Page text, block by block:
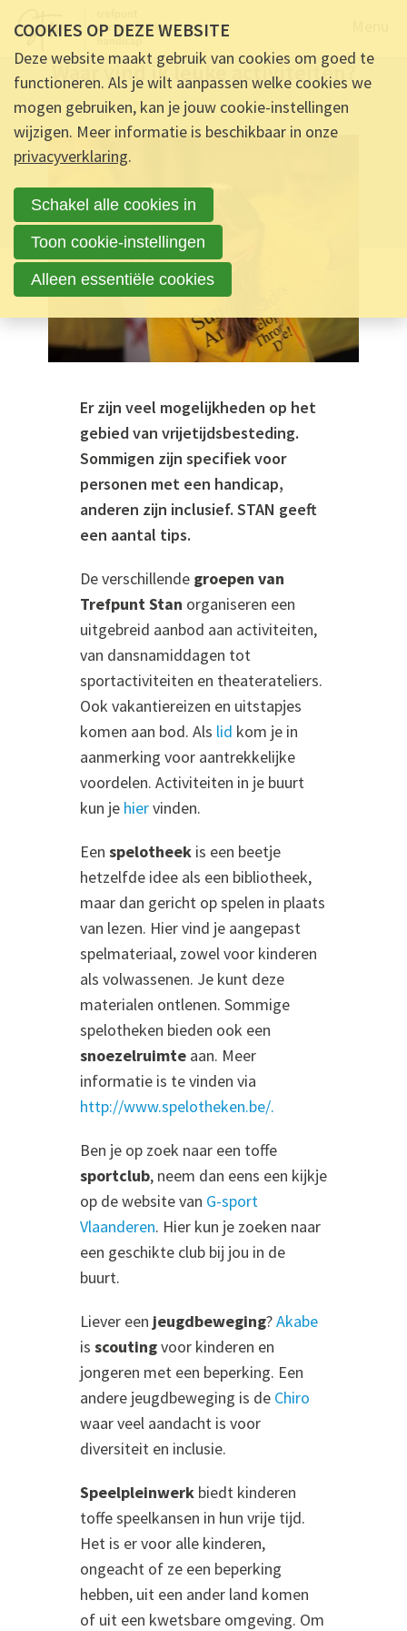
Waar vind ik leuke activiteiten?
Ontmoet & Deel Waar vind ik leuke activiteiten?
Er zijn veel mogelijkheden op het
gebied van vrijetijdsbesteding.
Sommigen zijn specifiek voor
personen met een handicap,
anderen zijn inclusief. STAN geeft
een aantal tips.
De verschillende groepen van
Trefpunt Stan organiseren een
uitgebreid aanbod aan activiteiten,
van dansnamiddagen tot
sportactiviteiten en theaterateliers.
Ook vakantiereizen en uitstapjes
komen aan bod. Als lid kom je in
aanmerking voor aantrekkelijke
voordelen. Activiteiten in je buurt
kun je hiervinden.
Een spelotheek is een beetje
hetzelfde idee als een bibliotheek,
maar dan gericht op spelen in plaats
van lezen. Hier vind je aangepast
spelmateriaal, zowel voor kinderen
als volwassenen. Je kunt deze
materialen ontlenen. Sommige
spelotheken bieden ook een
snoezelruimte aan. Meer
informatie is te vinden via
http://www.spelotheken.be/.
Ben je op zoek naar een toffe
sportclub, neem dan eens een kijkje
op de website van G-sport
Vlaanderen. Hier kun je zoeken naar
een geschikte club bij jou in de
buurt.
Liever een jeugdbeweging?Akabe
is scoutingvoor kinderen en
jongeren met een beperking. Een
andere jeugdbeweging is de Chiro
waar veel aandacht is voor
diversiteit en inclusie.
Speelpleinwerk biedt kinderen
toffe speelkansen in hun vrije tijd.
Het is er voor alle kinderen,
ongeacht of ze een beperking
hebben, uit een ander land komen
of uit een kwetsbare omgeving. Om
COOKIES OP DEZE WEBSITE
Deze website maakt gebruik van cookies om goed te
functioneren. Als je wilt aanpassen welke cookies we
mogen gebruiken, kan je jouw cookie-instellingen
wijzigen. Meer informatie is beschikbaar in onze
privacyverklaring.
Schakel alle cookies in
Toon cookie-instellingen
Alleen essentiële cookies